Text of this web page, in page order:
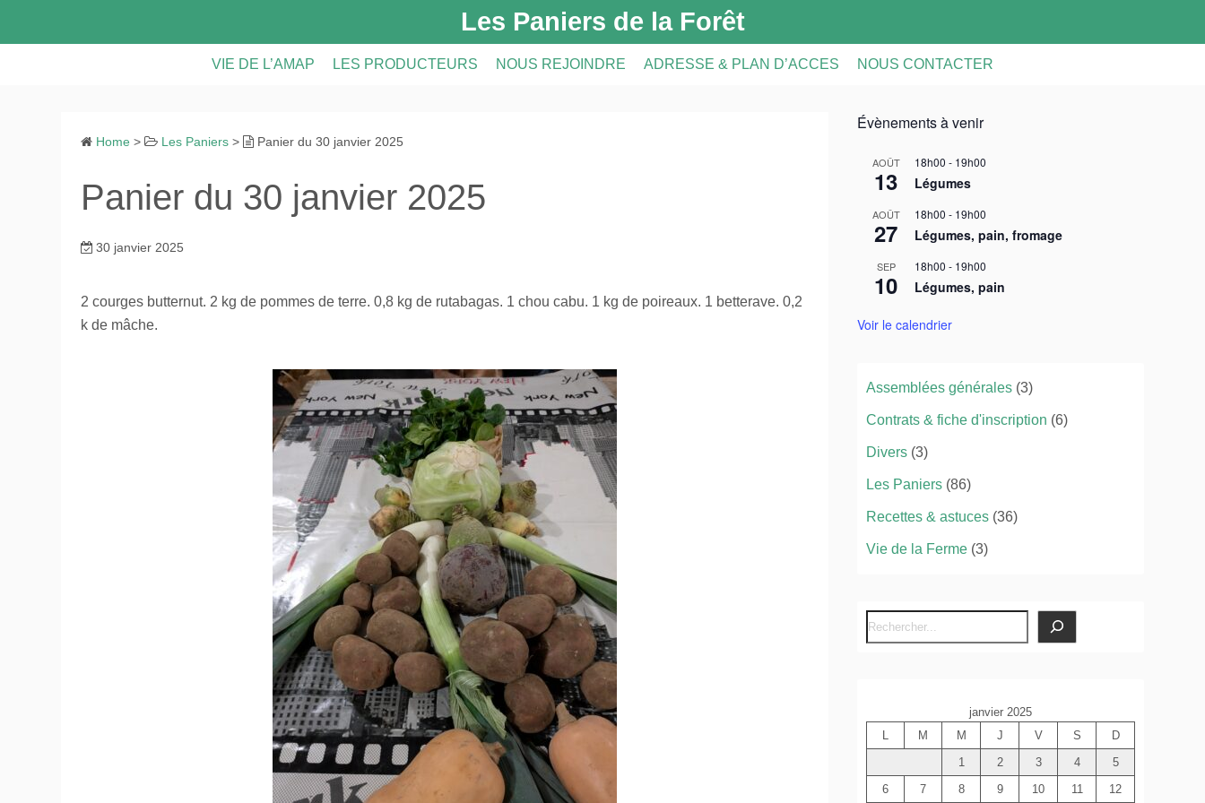
Les Paniers de la Forêt
VIE DE L’AMAP
CONTRATS & FICHE D’INSCRIPTION
ASSEMBLEES GENERALES
LES PRODUCTEURS
VIE DE LA FERME
NOUS REJOINDRE ADRESSE & PLAN D’ACCES NOUS CONTACTER
Home > Les Paniers > Panier du 30 janvier 2025
Panier du 30 janvier 2025
30 janvier 2025
2 courges butternut. 2 kg de pommes de terre. 0,8 kg de rutabagas. 1 chou cabu. 1 kg de poireaux. 1 betterave. 0,2
k de mâche.
Évènements à venir
AOÛT
13
18h00 - 19h00
Légumes
AOÛT
27
18h00 - 19h00
Légumes, pain, fromage
SEP
10
18h00 - 19h00
Légumes, pain
Voir le calendrier
Assemblées générales (3)
Contrats & fiche d'inscription (6)
Divers (3)
Les Paniers (86)
Recettes & astuces (36)
Vie de la Ferme (3)
R
e
janvier 2025
L
M M J V S
D
1
2 3 4
5
6
7 8 9 10 11 12